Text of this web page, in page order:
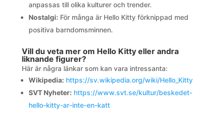
anpassas till olika kulturer och trender.
Nostalgi:För många är Hello Kitty förknippad med
positiva barndomsminnen.
Vill du veta mer om Hello Kitty eller andra
liknande figurer?
Här är några länkar som kan vara intressanta:
Wikipedia: https://sv.wikipedia.org/wiki/Hello_Kitty
SVT Nyheter: https://www.svt.se/kultur/beskedet-
hello-kitty-ar-inte-en-katt